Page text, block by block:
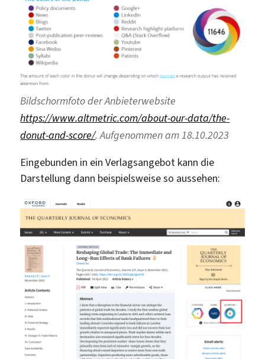
Bildschormfoto der Anbieterwebsite
https://www.altmetric.com/about-our-data/the-
donut-and-score/. Aufgenommen am 18.10.2023
Eingebunden in ein Verlagsangebot kann die
Darstellung dann beispielsweise so aussehen: